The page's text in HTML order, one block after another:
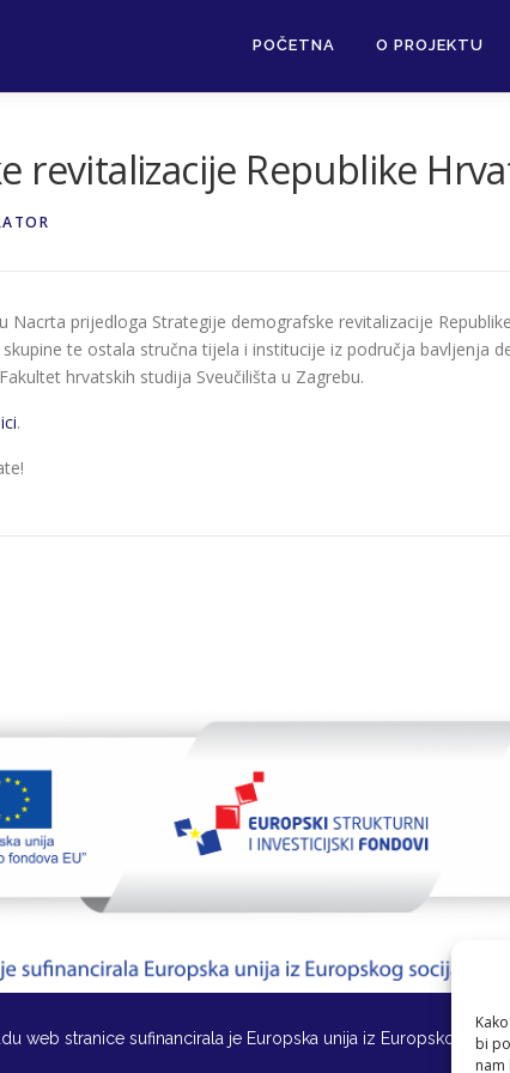
bi
POČETNA O PROJEKTU
revitalizacije Republike
Nacrta prijedloga Strategije demografske revitalizacije
te ostala stručna tijela i institucije iz područja bavljenja
hrvatskih studija Sveučilišta u Zagrebu.
.
web stranice sufinancirala je Europska unija iz Europskog